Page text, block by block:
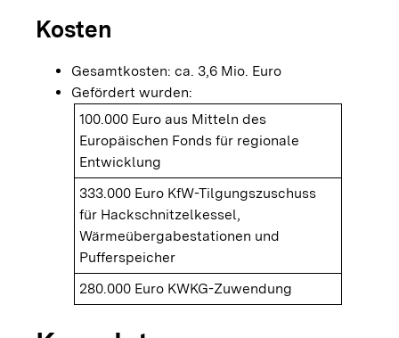
Kosten
Gesamtkosten: ca. 3,6 Mio. Euro
Gefördert wurden:
100.000 Euro aus Mitteln des
Europäischen Fonds für regionale
Entwicklung
333.000 Euro KfW-Tilgungszuschuss
für Hackschnitzelkessel,
Wärmeübergabestationen und
Pufferspeicher
280.000 Euro KWKG-Zuwendung